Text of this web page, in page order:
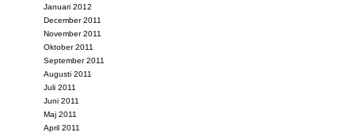
Januari 2012
December 2011
November 2011
Oktober 2011
September 2011
Augusti 2011
Juli 2011
Juni 2011
Maj 2011
April 2011